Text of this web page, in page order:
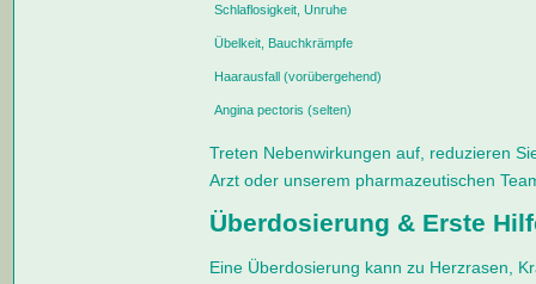
Schlaflosigkeit, Unruhe
Übelkeit, Bauchkrämpfe
Haarausfall (vorübergehend)
Angina pectoris (selten)
Treten Nebenwirkungen auf, reduzieren
Arzt oder unserem pharmazeutischen
Überdosierung & Erste
Eine Überdosierung kann zu Herzrasen,